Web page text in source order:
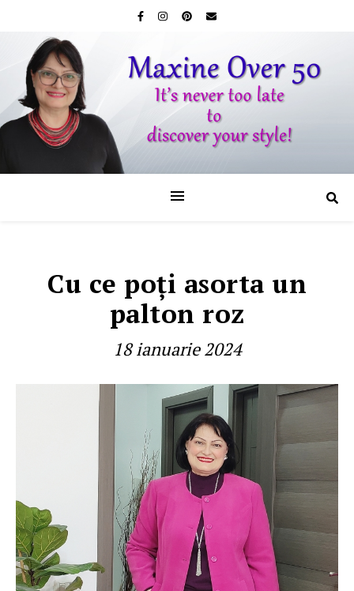
Cu ce poţi asorta un
palton roz
18 ianuarie 2024